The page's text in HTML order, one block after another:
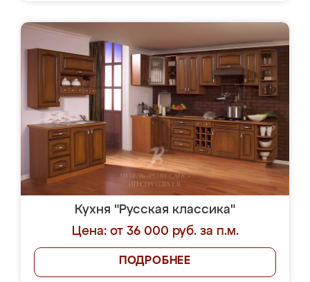
Кухня "Русская классика"
Цена: от 36 000 руб. за п.м.
ПОДРОБНЕЕ